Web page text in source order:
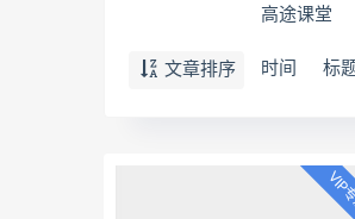
高途课堂
文章排序 时间 标
VIP